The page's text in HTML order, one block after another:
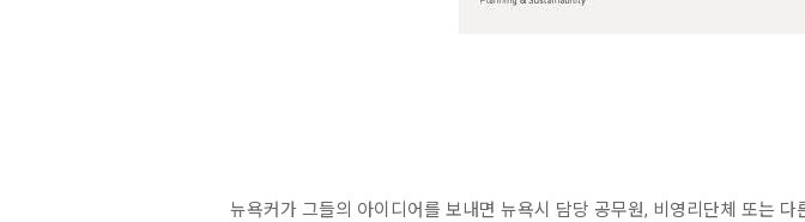
뉴욕커가 그들의 아이디어를 보내면 뉴욕시 담당 공무원, 비영리단체 또는 다